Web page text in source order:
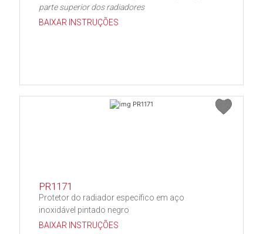
parte superior dos radiadores
BAIXAR INSTRUÇÕES
PR1171
Protetor do radiador específico em aço
inoxidável pintado negro
BAIXAR INSTRUÇÕES